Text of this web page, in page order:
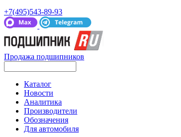
+7(495)543-89-93
Продажа подшипников
Каталог
Новости
Аналитика
Производители
Обозначения
Для автомобиля